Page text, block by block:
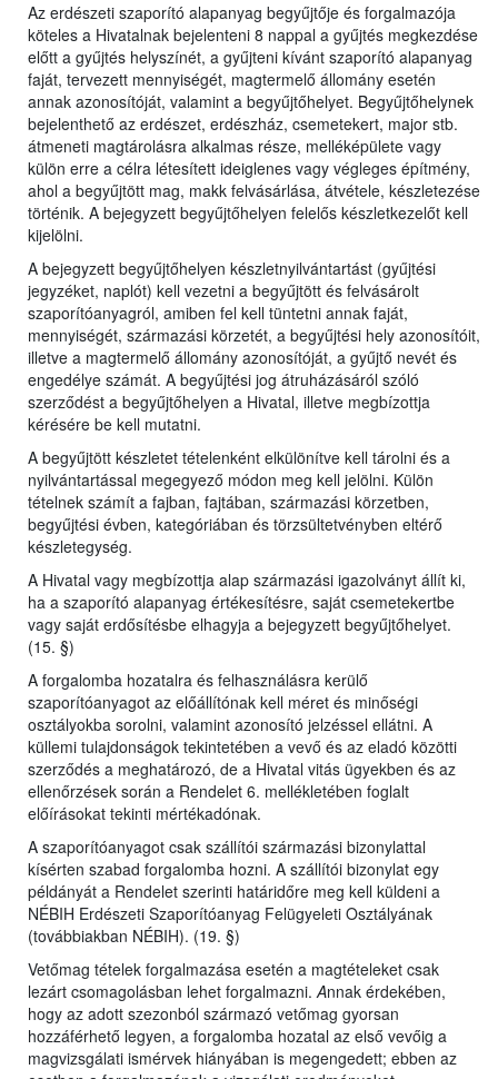
Az erdészeti szaporító alapanyag begyűjtője és forgalmazója
köteles a Hivatalnak bejelenteni 8 nappal a gyűjtés megkezdése
előtt a gyűjtés helyszínét, a gyűjteni kívánt szaporító alapanyag
faját, tervezett mennyiségét, magtermelő állomány esetén
annak azonosítóját, valamint a begyűjtőhelyet. Begyűjtőhelynek
bejelenthető az erdészet, erdészház, csemetekert, major stb.
átmeneti magtárolásra alkalmas része, melléképülete vagy
külön erre a célra létesített ideiglenes vagy végleges építmény,
ahol a begyűjtött mag, makk felvásárlása, átvétele, készletezése
történik. A bejegyzett begyűjtőhelyen felelős készletkezelőt kell
kijelölni.
A bejegyzett begyűjtőhelyen készletnyilvántartást (gyűjtési
jegyzéket, naplót) kell vezetni a begyűjtött és felvásárolt
szaporítóanyagról, amiben fel kell tüntetni annak faját,
mennyiségét, származási körzetét, a begyűjtési hely azonosítóit,
illetve a magtermelő állomány azonosítóját, a gyűjtő nevét és
engedélye számát. A begyűjtési jog átruházásáról szóló
szerződést a begyűjtőhelyen a Hivatal, illetve megbízottja
kérésére be kell mutatni.
A begyűjtött készletet tételenként elkülönítve kell tárolni és a
nyilvántartással megegyező módon meg kell jelölni. Külön
tételnek számít a fajban, fajtában, származási körzetben,
begyűjtési évben, kategóriában és törzsültetvényben eltérő
készletegység.
A Hivatal vagy megbízottja alap származási igazolványt állít ki,
ha a szaporító alapanyag értékesítésre, saját csemetekertbe
vagy saját erdősítésbe elhagyja a bejegyzett begyűjtőhelyet.
(15. §)
A forgalomba hozatalra és felhasználásra kerülő
szaporítóanyagot az előállítónak kell méret és minőségi
osztályokba sorolni, valamint azonosító jelzéssel ellátni. A
küllemi tulajdonságok tekintetében a vevő és az eladó közötti
szerződés a meghatározó, de a Hivatal vitás ügyekben és az
ellenőrzések során a Rendelet 6. mellékletében foglalt
előírásokat tekinti mértékadónak.
A szaporítóanyagot csak szállítói származási bizonylattal
kísérten szabad forgalomba hozni. A szállítói bizonylat egy
példányát a Rendelet szerinti határidőre meg kell küldeni a
NÉBIH Erdészeti Szaporítóanyag Felügyeleti Osztályának
(továbbiakban NÉBIH). (19. §)
Vetőmag tételek forgalmazása esetén a magtételeket csak
lezárt csomagolásban lehet forgalmazni.Annak érdekében,
hogy az adott szezonból származó vetőmag gyorsan
hozzáférhető legyen, a forgalomba hozatal az első vevőig a
magvizsgálati ismérvek hiányában is megengedett; ebben az